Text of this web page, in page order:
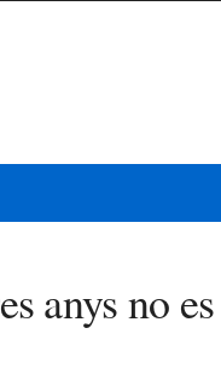
anys no